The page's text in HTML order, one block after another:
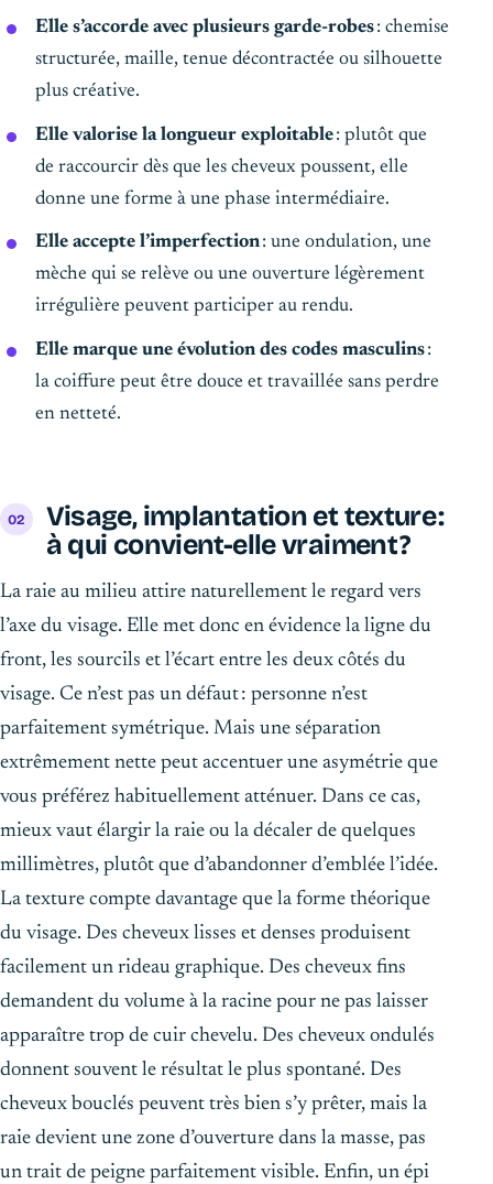
Elle s’accorde avec plusieurs garde-robes: chemise
structurée, maille, tenue décontractée ou silhouette
plus créative.
Elle valorise la longueur exploitable: plutôt que
de raccourcir dès que les cheveux poussent, elle
donne une forme à une phase intermédiaire.
Elle accepte l’imperfection: une ondulation, une
mèche qui se relève ou une ouverture légèrement
irrégulière peuvent participer au rendu.
Elle marque une évolution des codes masculins:
la coiffure peut être douce et travaillée sans perdre
en netteté.
Visage, implantation et texture :
à qui convient-elle vraiment ?
La raie au milieu attire naturellement le regard vers
l’axe du visage. Elle met donc en évidence la ligne du
front, les sourcils et l’écart entre les deux côtés du
visage. Ce n’est pas un défaut : personne n’est
parfaitement symétrique. Mais une séparation
extrêmement nette peut accentuer une asymétrie que
vous préférez habituellement atténuer. Dans ce cas,
mieux vaut élargir la raie ou la décaler de quelques
millimètres, plutôt que d’abandonner d’emblée l’idée.
La texture compte davantage que la forme théorique
du visage. Des cheveux lisses et denses produisent
facilement un rideau graphique. Des cheveux fins
demandent du volume à la racine pour ne pas laisser
apparaître trop de cuir chevelu. Des cheveux ondulés
donnent souvent le résultat le plus spontané. Des
cheveux bouclés peuvent très bien s’y prêter, mais la
raie devient une zone d’ouverture dans la masse, pas
un trait de peigne parfaitement visible. Enfin, un épi